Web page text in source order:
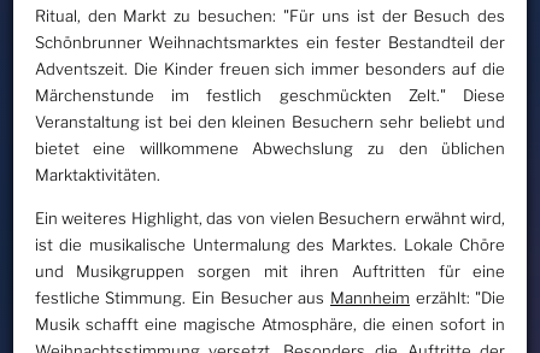
Ritual, den Markt zu besuchen: "Für uns ist der Besuch des
Schönbrunner Weihnachtsmarktes ein fester Bestandteil der
Adventszeit. Die Kinder freuen sich immer besonders auf die
Märchenstunde im festlich geschmückten Zelt." Diese
Veranstaltung ist bei den kleinen Besuchern sehr beliebt und
bietet eine willkommene Abwechslung zu den üblichen
Marktaktivitäten.
Ein weiteres Highlight, das von vielen Besuchern erwähnt wird,
ist die musikalische Untermalung des Marktes. Lokale Chöre
und Musikgruppen sorgen mit ihren Auftritten für eine
festliche Stimmung. Ein Besucher aus Mannheim erzählt: "Die
Musik schafft eine magische Atmosphäre, die einen sofort in